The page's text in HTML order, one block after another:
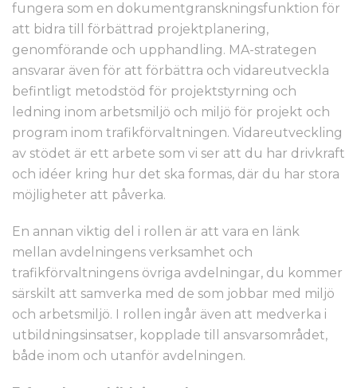
fungera som en dokumentgranskningsfunktion för
att bidra till förbättrad projektplanering,
genomförande och upphandling. MA-strategen
ansvarar även för att förbättra och vidareutveckla
befintligt metodstöd för projektstyrning och
ledning inom arbetsmiljö och miljö för projekt och
program inom trafikförvaltningen. Vidareutveckling
av stödet är ett arbete som vi ser att du har drivkraft
och idéer kring hur det ska formas, där du har stora
möjligheter att påverka.
En annan viktig del i rollen är att vara en länk
mellan avdelningens verksamhet och
trafikförvaltningens övriga avdelningar, du kommer
särskilt att samverka med de som jobbar med miljö
och arbetsmiljö. I rollen ingår även att medverka i
utbildningsinsatser, kopplade till ansvarsområdet,
både inom och utanför avdelningen.